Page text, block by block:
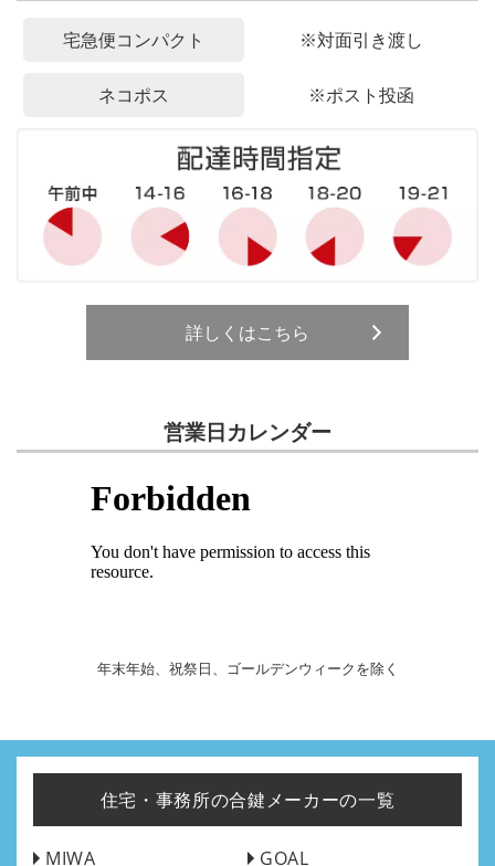
宅急便コンパクト ※対面引き渡し
ネコポス ※ポスト投函
詳しくはこちら
営業日カレンダー
年末年始、祝祭日、ゴールデンウィークを除く
住宅・事務所の合鍵メーカーの一覧
MIWA GOAL